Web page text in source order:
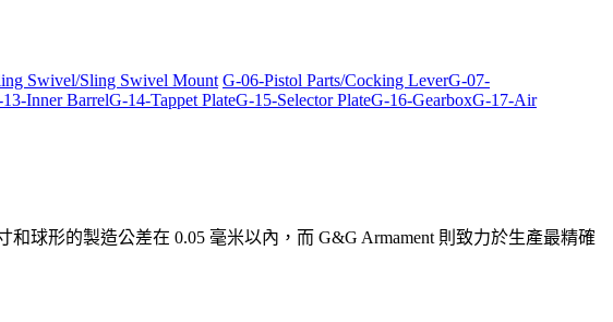
Swivel/Sling Swivel Mount G-06-Pistol Parts/Cocking LeverG-07-
Inner BarrelG-14-Tappet PlateG-15-Selector PlateG-16-GearboxG-17-Air
球形的製造公差在 0.05 毫米以內，而 G&G Armament 則致力於生產最精確